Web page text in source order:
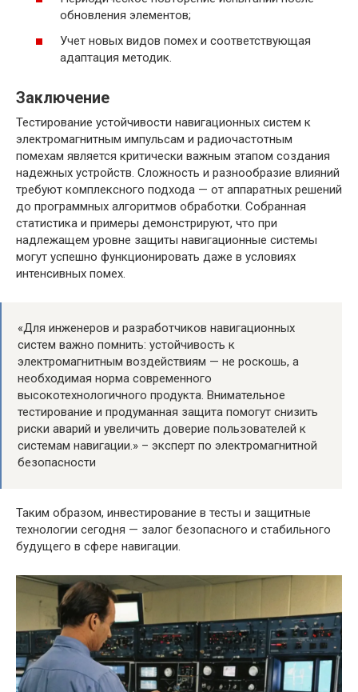
обновления элементов;
Учет новых видов помех и соответствующая
адаптация методик.
Заключение
Тестирование устойчивости навигационных систем к
электромагнитным импульсам и радиочастотным
помехам является критически важным этапом создания
надежных устройств. Сложность и разнообразие влияний
требуют комплексного подхода — от аппаратных решений
до программных алгоритмов обработки. Собранная
статистика и примеры демонстрируют, что при
надлежащем уровне защиты навигационные системы
могут успешно функционировать даже в условиях
интенсивных помех.
«Для инженеров и разработчиков навигационных
систем важно помнить: устойчивость к
электромагнитным воздействиям — не роскошь, а
необходимая норма современного
высокотехнологичного продукта. Внимательное
тестирование и продуманная защита помогут снизить
риски аварий и увеличить доверие пользователей к
системам навигации.» – эксперт по электромагнитной
безопасности
Таким образом, инвестирование в тесты и защитные
технологии сегодня — залог безопасного и стабильного
будущего в сфере навигации.